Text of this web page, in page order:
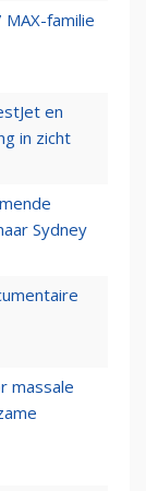
familie
en
in zicht
Sydney
massale